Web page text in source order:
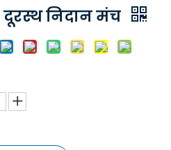
निदान मंच